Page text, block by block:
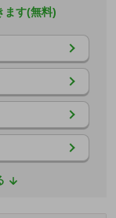
ます(無料)